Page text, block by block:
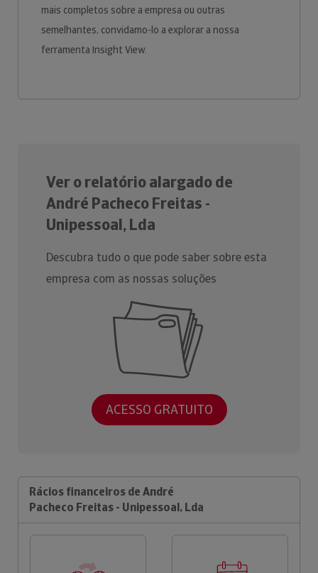
mais completos sobre a empresa ou outras
semelhantes, convidamo-lo a explorar a nossa
ferramenta Insight View.
Ver o relatório alargado de
André Pacheco Freitas -
Unipessoal, Lda
Descubra tudo o que pode saber sobre esta
empresa com as nossas soluções
ACESSO GRATUITO
Rácios financeiros de André
Pacheco Freitas - Unipessoal, Lda